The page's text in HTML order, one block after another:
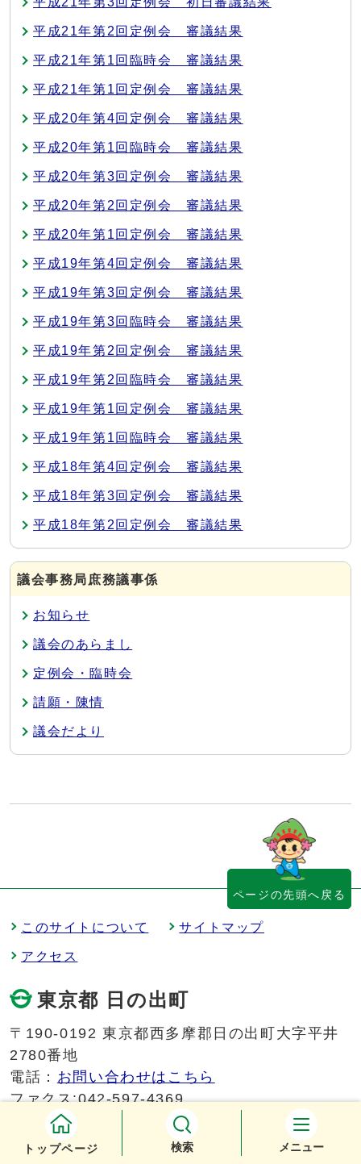
トップページ 検索 メニュー
平成21年第2回定例会 審議結果
平成21年第1回臨時会 審議結果
平成21年第1回定例会 審議結果
平成20年第4回定例会 審議結果
平成20年第1回臨時会 審議結果
平成20年第3回定例会 審議結果
平成20年第2回定例会 審議結果
平成20年第1回定例会 審議結果
平成19年第4回定例会 審議結果
平成19年第3回定例会 審議結果
平成19年第3回臨時会 審議結果
平成19年第2回定例会 審議結果
平成19年第2回臨時会 審議結果
平成19年第1回定例会 審議結果
平成19年第1回臨時会 審議結果
平成18年第4回定例会 審議結果
平成18年第3回定例会 審議結果
平成18年第2回定例会 審議結果
議会事務局庶務議事係
お知らせ
議会のあらまし
定例会・臨時会
請願・陳情
議会だより
このサイトについて サイトマップ
アクセス
東京都 日の出町
〒190-0192 東京都西多摩郡日の出町大字平井
2780番地
電話： お問い合わせはこちら
ファクス:042-597-4369
役場開庁時間
午前8時30分から午後5時15分
(土曜・日曜・祝日・年末年始を除く)
ページの先頭へ戻る